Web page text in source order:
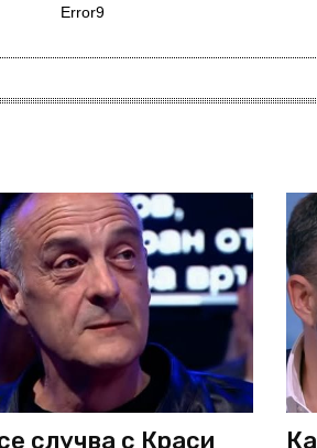
Error9
случва с Краси